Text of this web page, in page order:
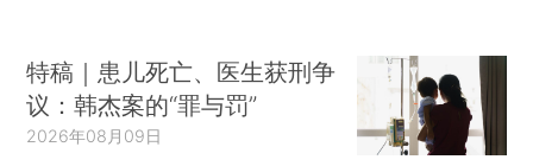
特稿｜患儿死亡、医生获刑争
议：韩杰案的“罪与罚”
2026年08月09日